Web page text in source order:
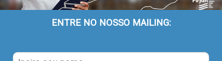
ENTRE NO NOSSO MAILING: